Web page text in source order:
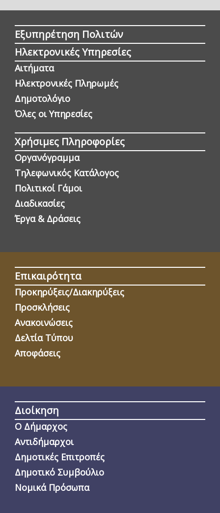
Εξυπηρέτηση Πολιτών
Ηλεκτρονικές Υπηρεσίες
Αιτήματα
Ηλεκτρονικές Πληρωμές
Δημοτολόγιο
Όλες οι Yπηρεσίες
Χρήσιμες Πληροφορίες
Οργανόγραμμα
Τηλεφωνικός Κατάλογος
Πολιτικοί Γάμοι
Διαδικασίες
Έργα & Δράσεις
Επικαιρότητα
Προκηρύξεις/Διακηρύξεις
Προσκλήσεις
Ανακοινώσεις
Δελτία Τύπου
Αποφάσεις
Διοίκηση
Ο Δήμαρχος
Αντιδήμαρχοι
Δημοτικές Επιτροπές
Δημοτικό Συμβούλιο
Νομικά Πρόσωπα